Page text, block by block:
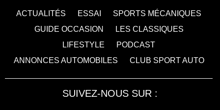
ACTUALITÉS ESSAI
SPORTS MÉCANIQUES
GUIDE OCCASION
LES CLASSIQUES
LIFESTYLE
PODCAST
ANNONCES AUTOMOBILES
CLUB SPORT AUTO
SUIVEZ-NOUS SUR :